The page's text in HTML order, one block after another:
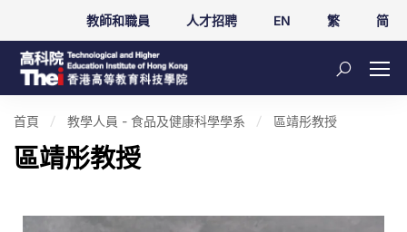
教師和職員 人才招聘 EN 繁 简
首頁 教學人員 - 食品及健康科學學系 區靖彤教授
區靖彤教授